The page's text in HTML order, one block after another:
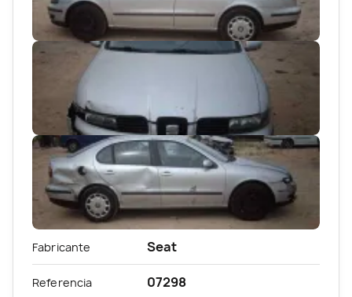
Fabricante Seat
Referencia 07298